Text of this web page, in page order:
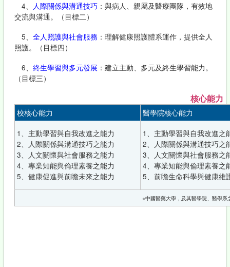
4、 人際關係與溝通技巧：與病人、親屬及醫療團隊，有效地
交流與溝通。（目標二）
5、 全人照護與社會服務 ：理解健康照護體系運作，提供全人
照護。（目標四）
6、 終生學習與多元發展 ：建立主動、多元及終生學習能力。
（目標三）
核心能力
校核心能力 醫學院核心能力
1、主動學習與自我改進之能力
2、人際關係與溝通技巧之能力
3、人文關懷與社會服務之能力
4、專業知能與倫理素養之能力
5、健康促進與前瞻未來之能力
1、主動學習與自我改進之
2、人際關係與溝通技巧之
3、人文關懷與社會服務之
4、專業知能與倫理素養之
5、前瞻生命科學與健康維
※中國醫藥大學，及其醫學院、醫學系